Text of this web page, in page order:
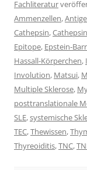
Fachliteratur
Ammenzellen,
Cathepsin,
Epitope, Epstein-
Hassall-Körperchen,
Involution, Matsui,
Multiple Sklerose,
posttranslationale
SLE,systemische
TEC,Thewissen,
Thyreoiditis,TNC,